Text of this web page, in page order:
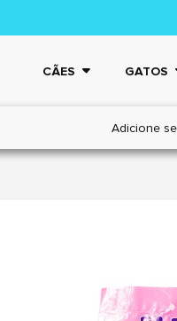
CÃES GATOS
Adicione